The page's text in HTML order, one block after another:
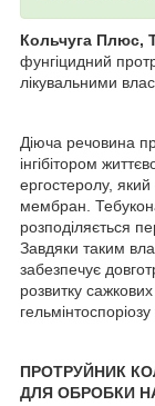
Кольчуга Плюс,
фунгіцидний
лікувальними
Діюча речовина
інгібітором
ергостеролу,
мембран.
розподіляється
Завдяки таким
забезпечує
розвитку
гельмінтоспоріозу
ПРОТРУЙНИК
ДЛЯ ОБРОБКИ